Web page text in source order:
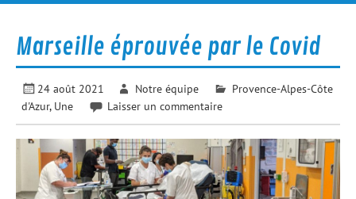
Marseille éprouvée par le Covid
24 août 2021 Notre équipe
Provence-Alpes-Côte
d'Azur, Une Laisser un commentaire